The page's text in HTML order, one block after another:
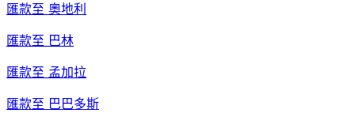
匯款至 奧地利
匯款至 巴林
匯款至 孟加拉
匯款至 巴巴多斯